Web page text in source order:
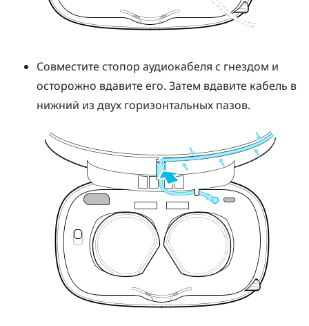
Совместите стопор аудиокабеля с гнездом и
осторожно вдавите его. Затем вдавите кабель в
нижний из двух горизонтальных пазов.